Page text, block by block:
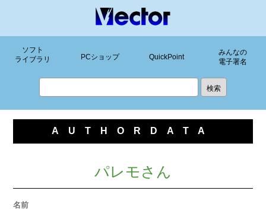
ソフト
ライブラリ
PCショップ QuickPoint
みんなの
電子署名
AUTHORDATA
パレモさん
名前